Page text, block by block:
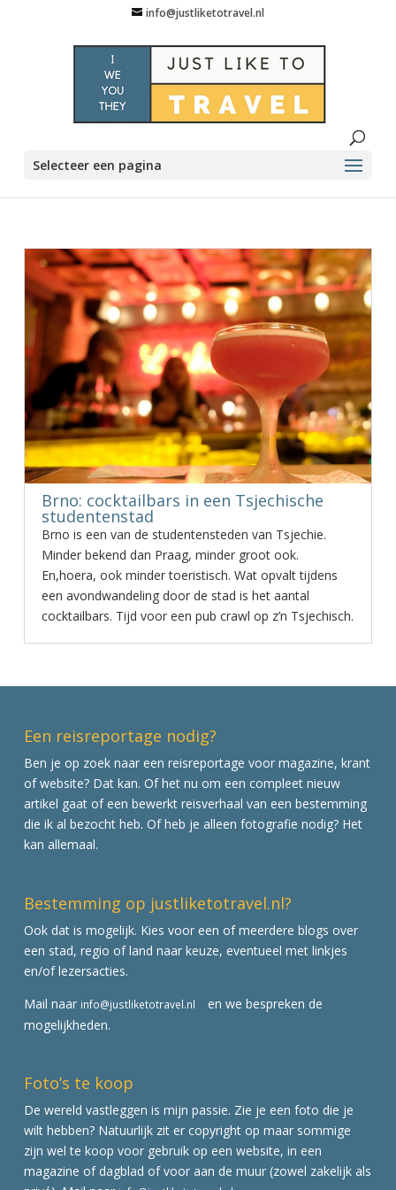
info@justliketotravel.nl
Selecteer een pagina
Brno: cocktailbars in een Tsjechische
studentenstad
Brno is een van de studentensteden van Tsjechie.
Minder bekend dan Praag, minder groot ook.
En,hoera, ook minder toeristisch. Wat opvalt tijdens
een avondwandeling door de stad is het aantal
cocktailbars. Tijd voor een pub crawl op z’n Tsjechisch.
Een reisreportage nodig?
Ben je op zoek naar een reisreportage voor magazine, krant
of website? Dat kan. Of het nu om een compleet nieuw
artikel gaat of een bewerkt reisverhaal van een bestemming
die ik al bezocht heb. Of heb je alleen fotografie nodig? Het
kan allemaal.
Bestemming op justliketotravel.nl?
Ook dat is mogelijk. Kies voor een of meerdere blogs over
een stad, regio of land naar keuze, eventueel met linkjes
en/of lezersacties.
Mail naar info@justliketotravel.nl
en we bespreken de
mogelijkheden.
Foto’s te koop
De wereld vastleggen is mijn passie. Zie je een foto die je
wilt hebben? Natuurlijk zit er copyright op maar sommige
zijn wel te koop voor gebruik op een website, in een
magazine of dagblad of voor aan de muur (zowel zakelijk als